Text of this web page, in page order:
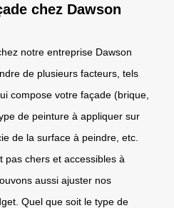
chez Dawson
notre entreprise Dawson
de plusieurs facteurs, tels
compose votre façade (brique,
de peinture à appliquer sur
de la surface à peindre, etc.
pas chers et accessibles à
aussi ajuster nos
Quel que soit le type de